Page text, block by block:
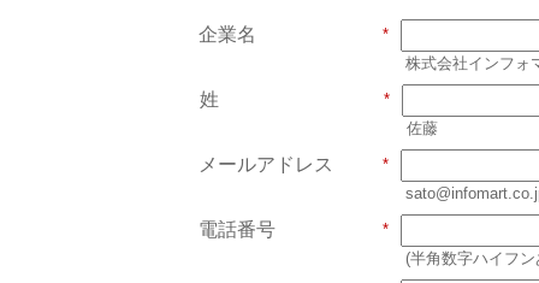
企業名
株式会社インフォ
姓
佐藤
メールアドレス
電話番号
(半角数字ハイフ